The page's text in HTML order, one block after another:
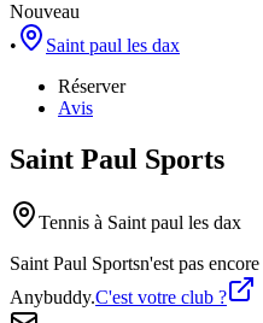
Nouveau
•
Saint paul les dax
Réserver
Avis
Saint Paul Sports
Tennis à Saint paul les dax
Saint Paul Sportsn'est pas
Anybuddy.C'est votre club ?